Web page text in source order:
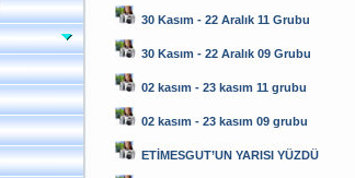
30 Kasım - 22 Aralık 11 Grubu
30 Kasım - 22 Aralık 09 Grubu
02 kasım - 23 kasım 11 grubu
02 kasım - 23 kasım 09 grubu
ETİMESGUT’UN YARISI YÜZDÜ